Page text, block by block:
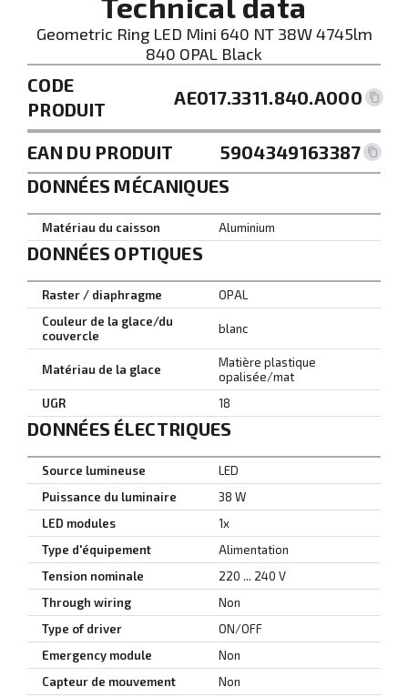
Geometric Ring LED Mini 640 NT 38W 4745lm
840 OPAL Black
CODE
PRODUIT
AE017.3311.840.A000
EAN DU PRODUIT
5904349163387
DONNÉES MÉCANIQUES
Matériau du caisson Aluminium
DONNÉES OPTIQUES
Raster / diaphragme
OPAL
Couleur de la glace/du
couvercle
blanc
Matériau de la glace
Matière plastique
opalisée/mat
UGR
18
DONNÉES ÉLECTRIQUES
Source lumineuse
LED
Puissance du luminaire
38 W
LED modules
1x
Type d'équipement
Alimentation
Tension nominale
220 ... 240 V
Through wiring
Non
Type of driver
ON/OFF
Emergency module
Non
Capteur de mouvement
Non